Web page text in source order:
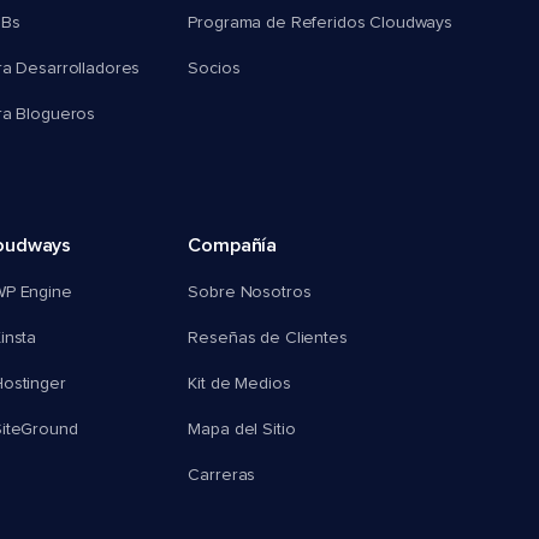
Desarrolladores
Blogueros
Programa de Referidos Cloudways
Socios
Engine
Compañía
Sobre Nosotros
Reseñas de Clientes
Kit de Medios
Mapa del Sitio
Carreras